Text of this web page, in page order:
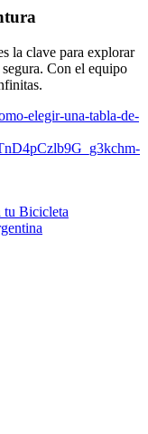
la clave para explorar
Con el equipo
elegir-una-tabla-de-
tu Bicicleta